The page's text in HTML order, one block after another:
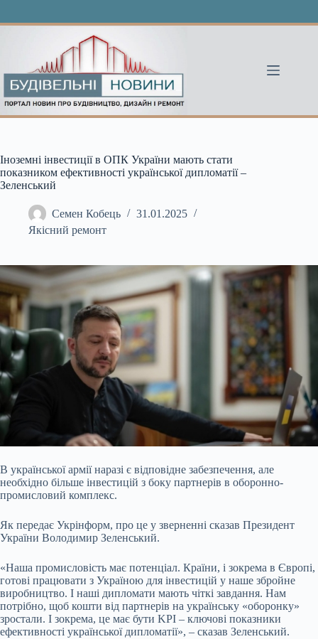
Іноземні інвестиції в ОПК України мають стати
показником ефективності української дипломатії –
Зеленський
Семен Кобець
31.01.2025
Якісний ремонт
В української армії наразі є відповідне забезпечення, але
необхідно більше інвестицій з боку партнерів в оборонно-
промисловий комплекс.
Як передає Укрінформ, про це у зверненні сказав Президент
України Володимир Зеленський.
«Наша промисловість має потенціал. Країни, і зокрема в Європі,
готові працювати з Україною для інвестицій у наше збройне
виробництво. І наші дипломати мають чіткі завдання. Нам
потрібно, щоб кошти від партнерів на українську «оборонку»
зростали. І зокрема, це має бути KPI – ключові показники
ефективності української дипломатії», – сказав Зеленський.